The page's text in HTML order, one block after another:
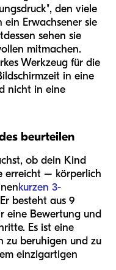
den viele
Erwachsener sie
sehen sie
mitmachen.
Werkzeug für die
in eine
nicht in eine
beurteilen
ob dein Kind
erreicht – körperlich
kurzen 3-
besteht aus 9
eine Bewertung und
Es ist eine
zu beruhigen und zu
einzigartigen